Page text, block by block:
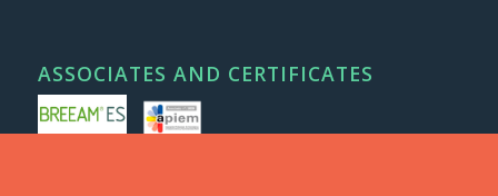
ASSOCIATES AND CERTIFICATES